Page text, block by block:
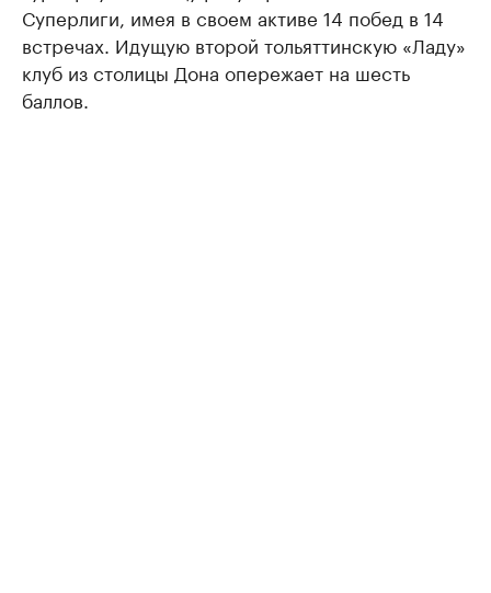
Суперлиги, имея в своем активе 14 побед в 14
встречах. Идущую второй тольяттинскую «Ладу»
клуб из столицы Дона опережает на шесть
баллов.